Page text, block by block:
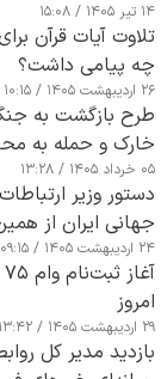
۱۴ تیر ۱۴۰۵ / ۱۵:۰۸
تلاوت آیات قرآن
چه پیامی داشت؟
۲۶ اردیبهشت ۱۴۰۵ / ۱۰:۱۵
طرح‌ بازگشت به
خارک و حمله به
۰۵ خرداد ۱۴۰۵ / ۱۳:۲۸
دستور وزیر
جهانی ایران از
تا ۲۴ ساعت آینده
۲۴ اردیبهشت ۱۴۰۵ / ۰۹:۱۵
امروز
۲۹ اردیبهشت ۱۴۰۵ / ۱۳:۴۲
بازدید مدیر کل